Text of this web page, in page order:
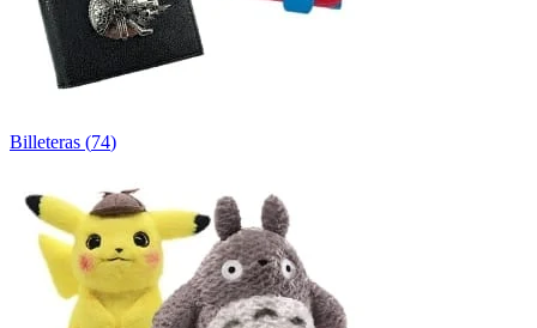
Billeteras (74)